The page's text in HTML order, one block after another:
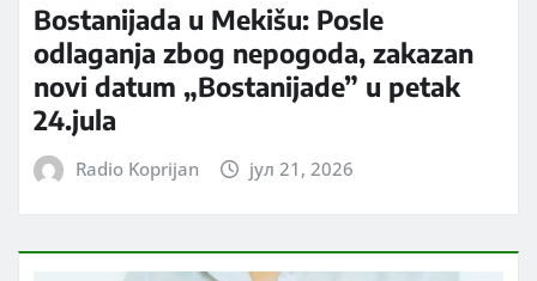
Bostanijada u Mekišu: Posle
odlaganja zbog nepogoda, zakazan
novi datum „Bostanijade” u petak
24.jula
Radio Koprijan јул 21, 2026